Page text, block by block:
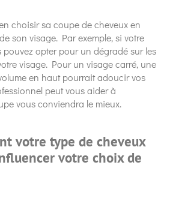
choisir sa coupe de cheveux en
son visage. Par exemple, si votre
pouvez opter pour un dégradé sur les
visage. Pour un visage carré, une
en haut pourrait adoucir vos
peut vous aider à
vous conviendra le mieux.
votre type de cheveux
votre choix de